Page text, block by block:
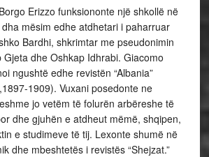
Erizzo funksiononte një shkollë në
mësim edhe atdhetari i paharruar
Bardhi, shkrimtar me pseudonimin
Gjeta dhe Oshkap Idhrabi. Giacomo
ngushtë edhe revistën “Albania”
1909). Vuxani posedonte ne
jo vetëm të folurën arbëreshe të
dhe gjuhën e atdheut mëmë, shqipen,
e studimeve të tij. Lexonte shumë në
dhe mbeshtetës i revistës “Shejzat.”